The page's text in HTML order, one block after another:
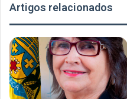
Artigos relacionados